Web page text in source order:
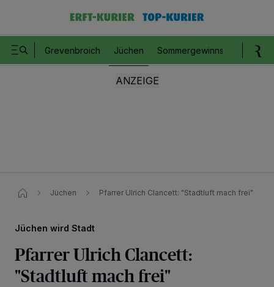
Grevenbroich Jüchen Sommergewinnspiel
Jüchen Pfarrer Ulrich Clancett: "Stadtluft mach frei"
Jüchen wird Stadt
Pfarrer Ulrich Clancett:
"Stadtluft mach frei"